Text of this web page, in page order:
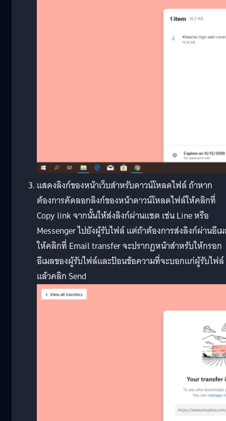
แสดงลิงก์ของหน้าเว็บสำหรับดาวน์โหลดไฟล์ ถ้าหาก
ต้องการคัดลอกลิงก์ของหน้าดาวน์โหลดไฟล์ให้คลิกที่
Copy link จากนั้นให้ส่งลิงก์ผ่านแชต เช่น Line หรือ
Messenger ไปยังผู้รับไฟล์ แต่ถ้าต้องการส่งลิงก์ผ่านอีเ
ให้คลิกที่ Email transfer จะปรากฏหน้าสำหรับให้กรอก
อีเมลของผู้รับไฟล์และป้อนข้อความที่จะบอกแก่ผู้รับไฟล์
แล้วคลิก Send